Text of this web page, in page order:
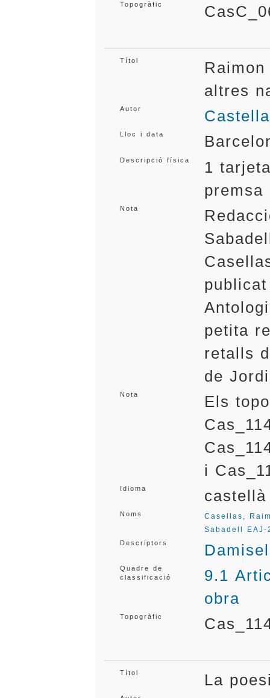
Topogràfic
Títol
altres
Autor
Lloc i data
Descripció física
1
premsa
Nota
petita
retalls
de
Nota
Els
i
Idioma castellà
Noms
Casellas,
Sabadell EAJ-
Descriptors
Quadre de
classificació
9.1
obra
Topogràfic
Títol La